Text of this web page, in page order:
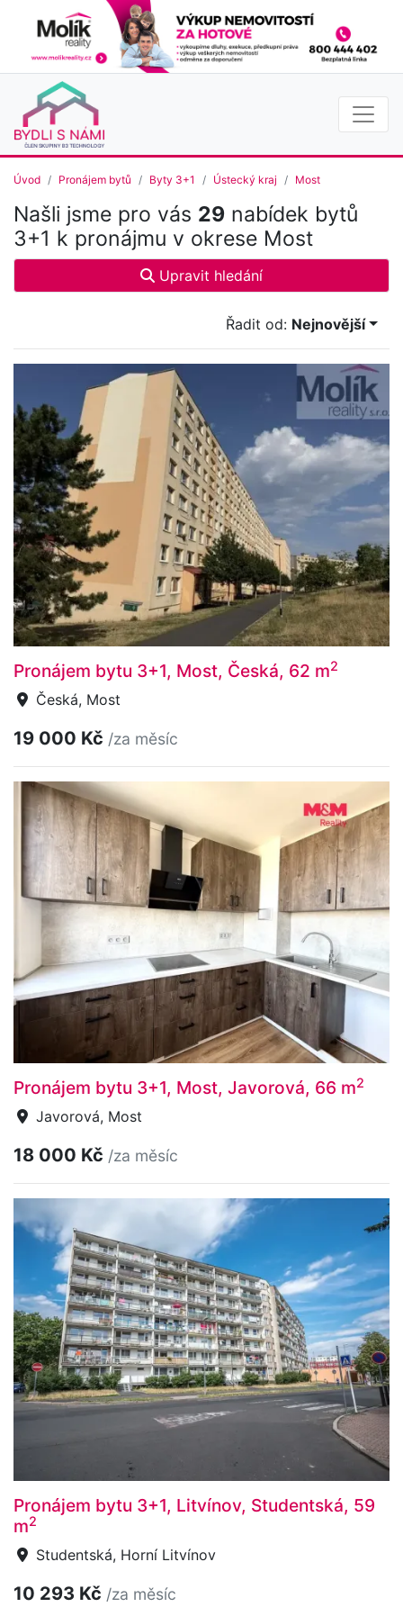
Úvod Pronájem bytů Byty 3+1 Ústecký kraj Most
Našli jsme pro vás 29 nabídek bytů
3+1 k pronájmu v okrese Most
Upravit hledání
Řadit od: Nejnovější
Pronájem bytu 3+1, Most, Česká, 62 m2
Česká, Most
19 000 Kč /za měsíc
Pronájem bytu 3+1, Most, Javorová, 66 m2
Javorová, Most
18 000 Kč /za měsíc
Pronájem bytu 3+1, Litvínov, Studentská, 59
m2
Studentská, Horní Litvínov
10 293 Kč /za měsíc